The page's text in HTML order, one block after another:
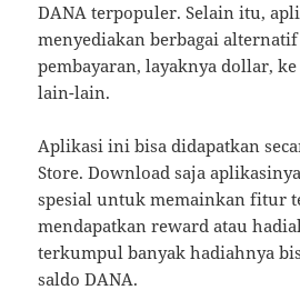
DANA terpopuler. Selain itu,
menyediakan berbagai
pembayaran, layaknya dollar,
lain-lain.
Aplikasi ini bisa didapatkan
Store. Download saja
spesial untuk memainkan fitur
mendapatkan reward atau
terkumpul banyak hadiahnya
saldo DANA.